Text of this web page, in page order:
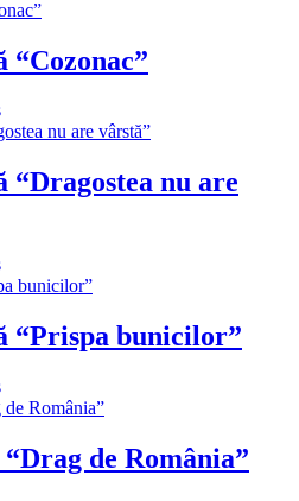
“Cozonac”
“Dragostea nu are
“Prispa bunicilor”
de România”